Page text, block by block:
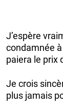
J’espère
condamnée
paiera le prix
Je crois
plus jamais